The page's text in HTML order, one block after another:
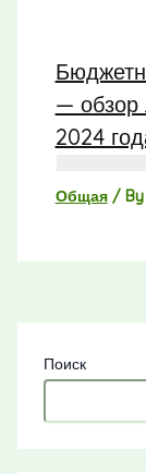
— обзор
2024
Общая/ By
Поиск